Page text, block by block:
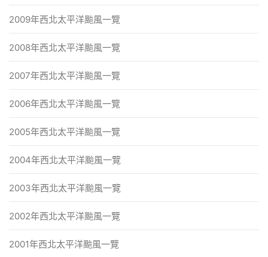
2009年西北太平洋颱風一覽
2008年西北太平洋颱風一覽
2007年西北太平洋颱風一覽
2006年西北太平洋颱風一覽
2005年西北太平洋颱風一覽
2004年西北太平洋颱風一覽
2003年西北太平洋颱風一覽
2002年西北太平洋颱風一覽
2001年西北太平洋颱風一覽